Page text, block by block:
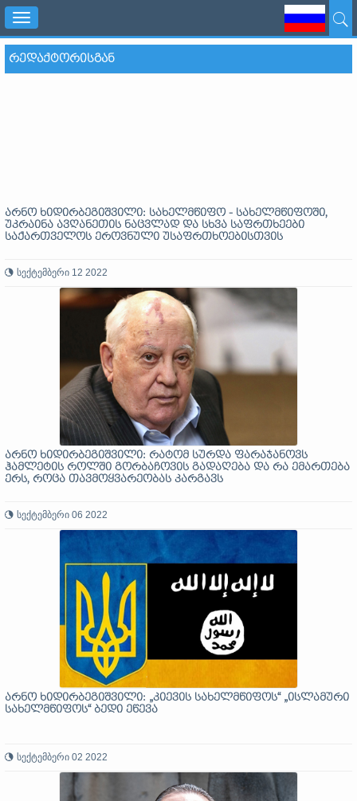
Toggle
navigation
ᲠᲔᲓᲐᲥᲢᲝᲠᲘᲡᲒᲐᲜ
არნო ხიდირბეგიშვილი: სახელმწიფო - სახელმწიფოში,
უკრაინა ავღანეთის ნაცვლად და სხვა საფრთხეები
საქართველოს ეროვნული უსაფრთხოებისთვის
სექტემბერი 12 2022
არნო ხიდირბეგიშვილი: რატომ სურდა ფარაჯანოვს
ჰამლეტის როლში გორბაჩოვის გადაღება და რა ემართება
ერს, როცა თავმოყვარეობას კარგავს
სექტემბერი 06 2022
არნო ხიდირბეგიშვილი: „კიევის სახელმწიფოს“ „ისლამური
სახელმწიფოს“ ბედი ეწევა
სექტემბერი 02 2022